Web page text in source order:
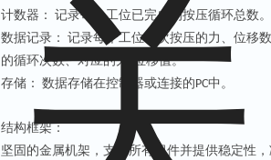
计数器： 记录每个工位已完成的按压循环总数。
数据记录： 记录每个工位每次按压的力、位移
的循环次数、对应的力
位移值。
存储： 数据存储在控制器或连接的PC中。
结构框架：
坚固的金属机架，支撑所有组件并提供稳定性，